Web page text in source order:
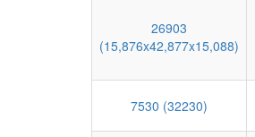
26903
(15,876x42,877x15,088)
7530 (32230)